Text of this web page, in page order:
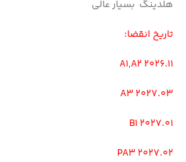
هلدینگ بسیار عالی
تاریخ انقضا:
A1,A2 2026.11
A3 2027.03
B1 2027.01
PA3 2027.02